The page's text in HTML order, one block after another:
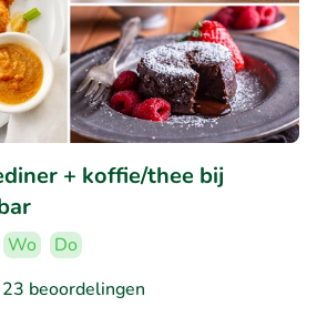
+ koffie/thee bij
Wo
Do
23 beoordelingen